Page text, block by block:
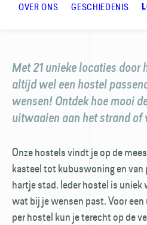
OVER ONS GESCHIEDENIS
Met 21 unieke locaties door
altijd wel een hostel
wensen! Ontdek hoe mooi
uitwaaien aan het strand of
Onze hostels vindt je op de
kasteel tot kubuswoning en
hartje stad. Ieder hostel is
wat bij je wensen past. Voor
per hostel kun je terecht op de